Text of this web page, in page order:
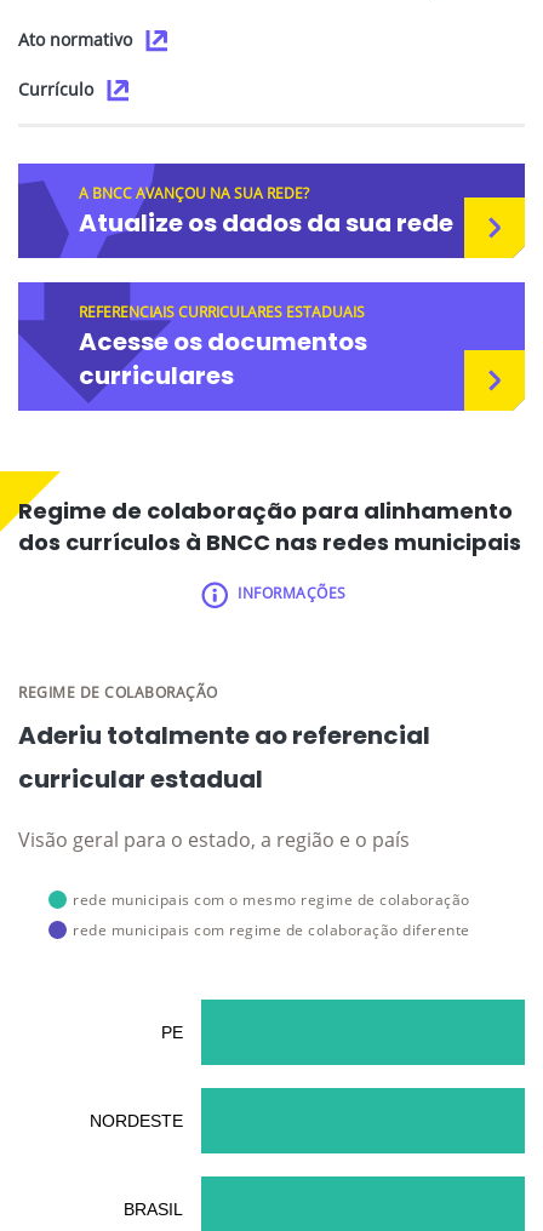
Ato normativo
Currículo
A BNCC AVANÇOU NA SUA REDE?
Atualize os dados da sua rede
REFERENCIAIS CURRICULARES ESTADUAIS
Acesse os documentos
curriculares
Regime de colaboração para alinhamento
dos currículos à BNCC nas redes municipais
INFORMAÇÕES
REGIME DE COLABORAÇÃO
Aderiu totalmente ao referencial
curricular estadual
Visão geral para o estado, a região e o país
rede municipais com o mesmo regime de colaboração
rede municipais com regime de colaboração diferente
PE
NORDESTE
BRASIL